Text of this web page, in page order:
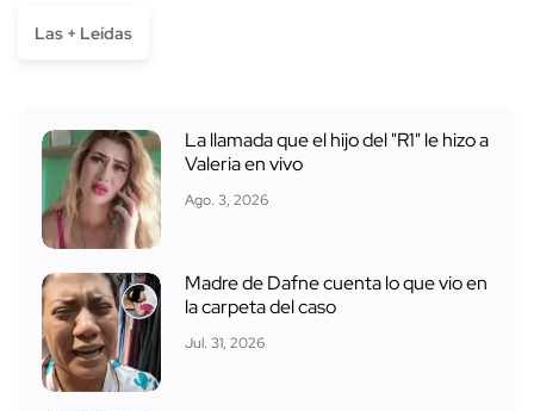
Las + Leídas
La llamada que el hijo del "R1" le hizo a
Valeria en vivo
Ago. 3, 2026
Madre de Dafne cuenta lo que vio en
la carpeta del caso
Jul. 31, 2026